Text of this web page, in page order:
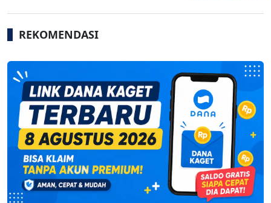
REKOMENDASI